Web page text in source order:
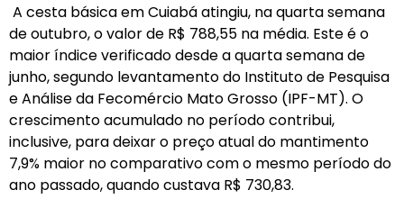
A cesta básica em Cuiabá atingiu, na quarta semana
de outubro, o valor de R$ 788,55 na média. Este é o
maior índice verificado desde a quarta semana de
junho, segundo levantamento do Instituto de Pesquisa
e Análise da Fecomércio Mato Grosso (IPF-MT). O
crescimento acumulado no período contribui,
inclusive, para deixar o preço atual do mantimento
7,9% maior no comparativo com o mesmo período do
ano passado, quando custava R$ 730,83.